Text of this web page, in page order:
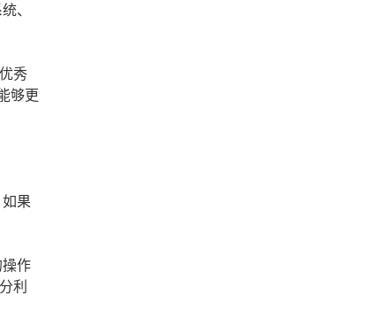
、
秀
够更
果
作
利